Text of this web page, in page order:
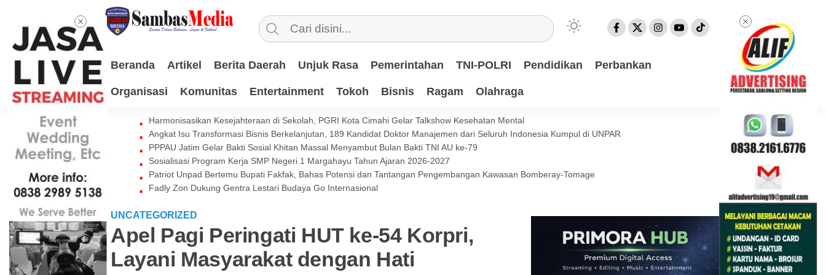
Beranda Artikel Berita Daerah Unjuk Rasa Pemerintahan TNI-POLRI Pendidikan Perbankan
Organisasi Komunitas Entertainment Tokoh Bisnis Ragam Olahraga
Harmonisasikan Kesejahteraan di Sekolah, PGRI Kota Cimahi Gelar Talkshow Kesehatan Mental
Angkat Isu Transformasi Bisnis Berkelanjutan, 189 Kandidat Doktor Manajemen dari Seluruh Indonesia Kumpul di UNPAR
PPPAU Jatim Gelar Bakti Sosial Khitan Massal Menyambut Bulan Bakti TNI AU ke-79
Sosialisasi Program Kerja SMP Negeri 1 Margahayu Tahun Ajaran 2026-2027
Patriot Unpad Bertemu Bupati Fakfak, Bahas Potensi dan Tantangan Pengembangan Kawasan Bomberay-Tomage
Fadly Zon Dukung Gentra Lestari Budaya Go Internasional
UNCATEGORIZED
Apel Pagi Peringati HUT ke-54 Korpri,
Layani Masyarakat dengan Hati